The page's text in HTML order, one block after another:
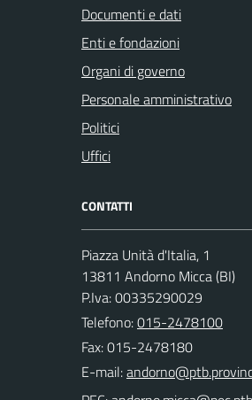
Documenti e dati
Enti e fondazioni
Organi di governo
Personale amministrativo
Politici
Uffici
CONTATTI
Piazza Unità d'Italia, 1
13811 Andorno Micca (BI)
P.Iva: 00335290029
Telefono:015-2478100
Fax: 015-2478180
E-mail: